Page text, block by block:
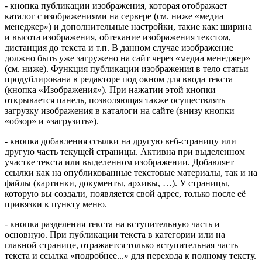
- кнопка публикации изображения, которая отображает
каталог с изображениями на сервере (см. ниже «медиа
менеджер») и дополнительные настройки, такие как: ширина
и высота изображения, обтекание изображения текстом,
дистанция до текста и т.п. В данном случае изображение
должно быть уже загружено на сайт через «медиа менеджер»
(см. ниже). Функция публикации изображения в тело статьи
продублирована в редакторе под окном для ввода текста
(кнопка «Изображения»). При нажатии этой кнопки
открывается панель, позволяющая также осуществлять
загрузку изображения в каталоги на сайте (внизу кнопки
«обзор» и «загрузить»).
- кнопка добавления ссылки на другую веб-страницу или
другую часть текущей страницы. Активна при выделенном
участке текста или выделенном изображении. Добавляет
ссылки как на опубликованные текстовые материалы, так и на
файлы (картинки, документы, архивы, …). У страницы,
которую вы создали, появляется свой адрес, только после её
привязки к пункту меню.
- кнопка разделения текста на вступительную часть и
основную. При публикации текста в категории или на
главной странице, отражается только вступительная часть
текста и ссылка «подробнее...» для перехода к полному тексту.